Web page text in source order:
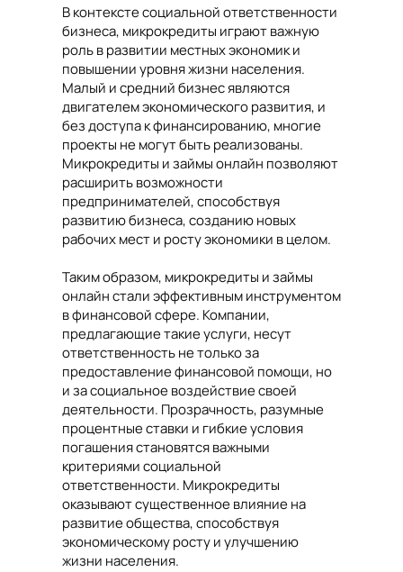
В контексте социальной ответственности
бизнеса, микрокредиты играют важную
роль в развитии местных экономик и
повышении уровня жизни населения.
Малый и средний бизнес являются
двигателем экономического развития, и
без доступа к финансированию, многие
проекты не могут быть реализованы.
Микрокредиты и займы онлайн позволяют
расширить возможности
предпринимателей, способствуя
развитию бизнеса, созданию новых
рабочих мест и росту экономики в целом.
Таким образом, микрокредиты и займы
онлайн стали эффективным инструментом
в финансовой сфере. Компании,
предлагающие такие услуги, несут
ответственность не только за
предоставление финансовой помощи, но
и за социальное воздействие своей
деятельности. Прозрачность, разумные
процентные ставки и гибкие условия
погашения становятся важными
критериями социальной
ответственности. Микрокредиты
оказывают существенное влияние на
развитие общества, способствуя
экономическому росту и улучшению
жизни населения.